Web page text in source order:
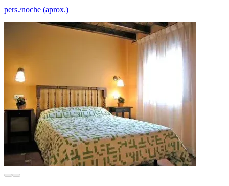
pers./noche (aprox.)